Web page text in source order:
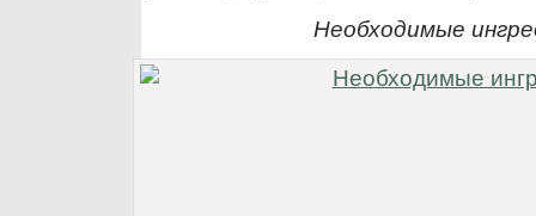
Необходимые